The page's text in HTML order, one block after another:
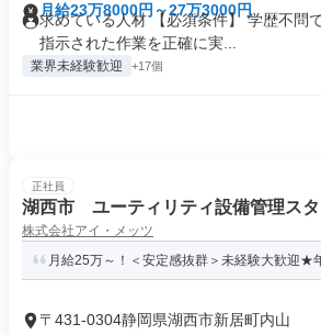
月給23万8000円～27万3000円
求めている人材 【必須条件】 学歴不問
指示された作業を正確に実...
業界未経験歓迎 +17個
正社員
湖西市 ユーティリティ設備管理ス
株式会社アイ・メッツ
月給25万～！＜安定感抜群＞未経験大歓迎★
〒431-0304静岡県湖西市新居町内山